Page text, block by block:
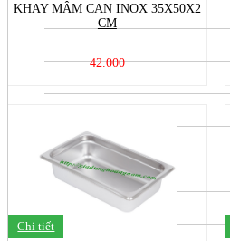
KHAY MÂM CẠN INOX 35X50X2
CM
42.000
Chi tiết